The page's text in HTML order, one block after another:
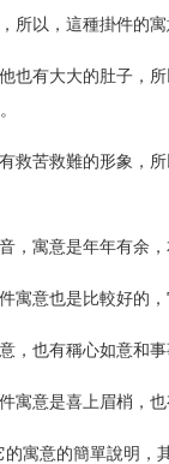
以，這種掛件
他也有大大的肚子
救難的形象，所
，寓意是年年有余
意也是比較好的，
，也有稱心如意和
是喜上眉梢，也
寓意的簡單說明